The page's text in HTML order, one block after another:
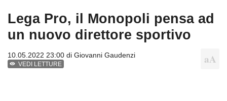
Lega Pro, il Monopoli pensa ad
un nuovo direttore sportivo
10.05.2022 23:00 di Giovanni Gaudenzi
VEDI LETTURE